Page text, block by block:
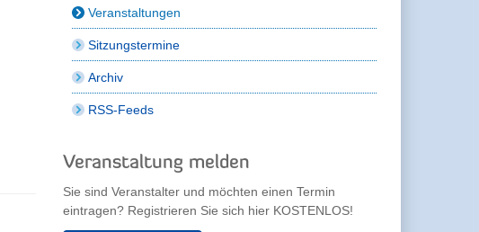
Veranstaltungen
Sitzungstermine
Archiv
RSS-Feeds
Veranstaltung melden
Sie sind Veranstalter und möchten einen Termin
eintragen? Registrieren Sie sich hier KOSTENLOS!